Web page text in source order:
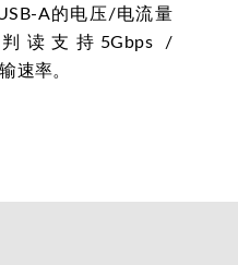
A的电压/电流量
读支持5Gbps /
速率。